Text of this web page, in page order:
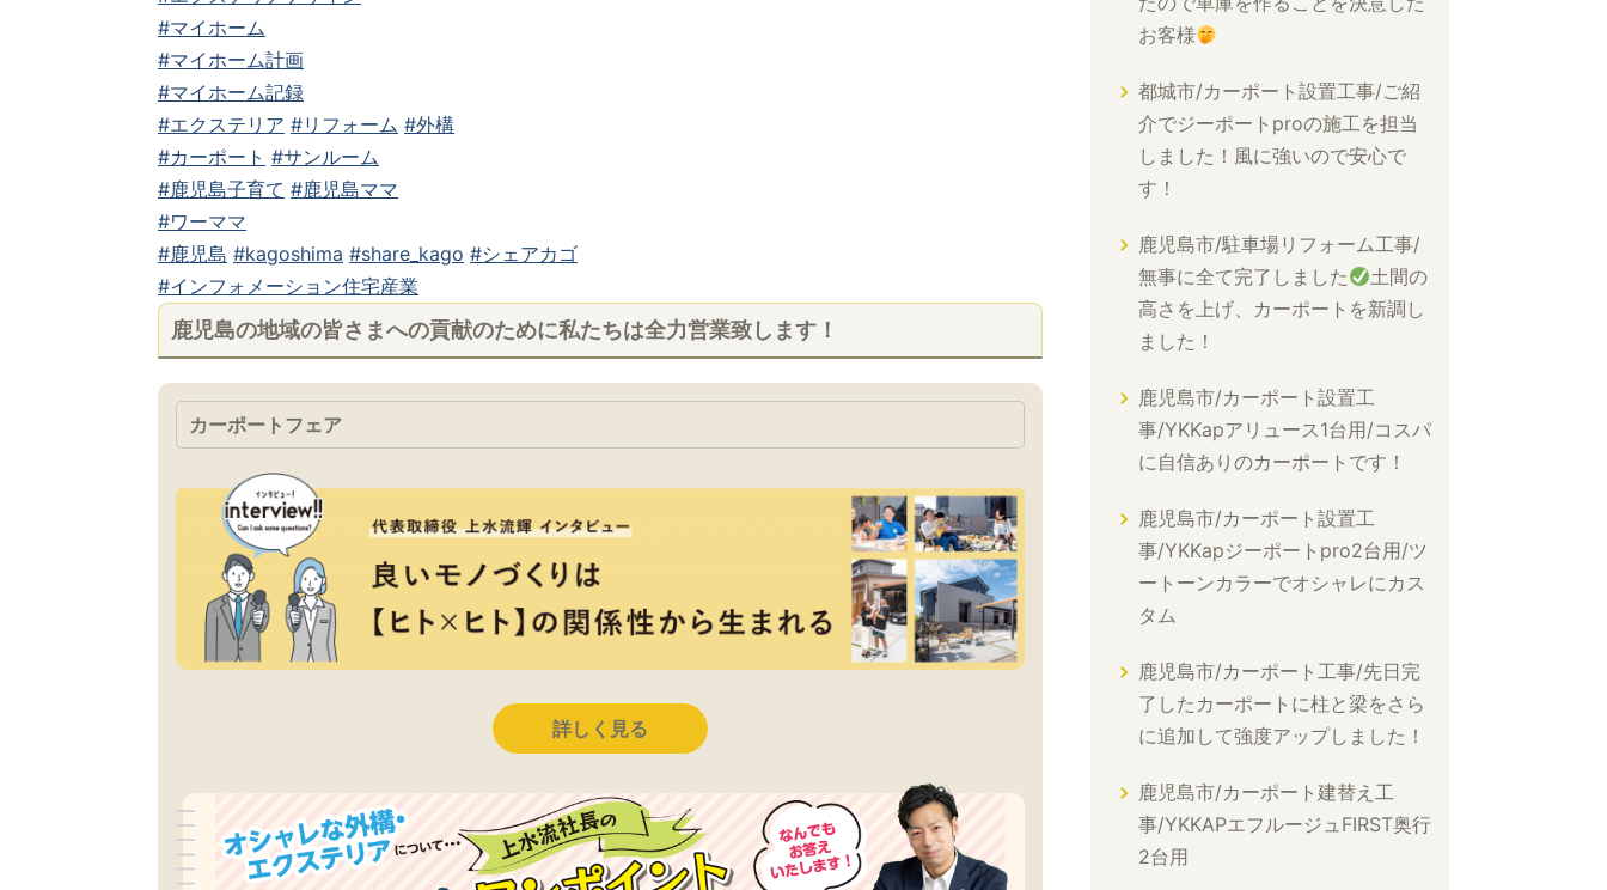
#マイホーム
#マイホーム計画
#マイホーム記録
#エクステリア #リフォーム #外構
#カーポート #サンルーム
#鹿児島子育て #鹿児島ママ
#ワーママ
#鹿児島 #kagoshima #share_kago #シェアカゴ
#インフォメーション住宅産業
鹿児島の地域の皆さまへの貢献のために私たちは全力営業致します！
カーポートフェア
詳しく見る
お客様
都城市/カーポート設置工事/ご紹
介でジーポートproの施工を担当
しました！風に強いので安心で
す！
鹿児島市/駐車場リフォーム工事/
無事に全て完了しました
土間の
高さを上げ、カーポートを新調し
ました！
鹿児島市/カーポート設置工
事/YKKapアリュース1台用/コスパ
に自信ありのカーポートです！
鹿児島市/カーポート設置工
事/YKKapジーポートpro2台用/ツ
ートーンカラーでオシャレにカス
タム
鹿児島市/カーポート工事/先日完
了したカーポートに柱と梁をさら
に追加して強度アップしました！
鹿児島市/カーポート建替え工
事/YKKAPエフルージュFIRST奥行
2台用